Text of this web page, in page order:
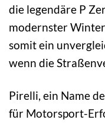
die legendäre P
modernster
somit ein
wenn die
Pirelli, ein Name
für Motorsport-